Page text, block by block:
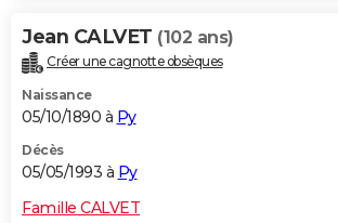
Jean CALVET (102 ans)
Créer une cagnotte obsèques
Naissance
05/10/1890 à Py
Décès
05/05/1993 à Py
Famille CALVET